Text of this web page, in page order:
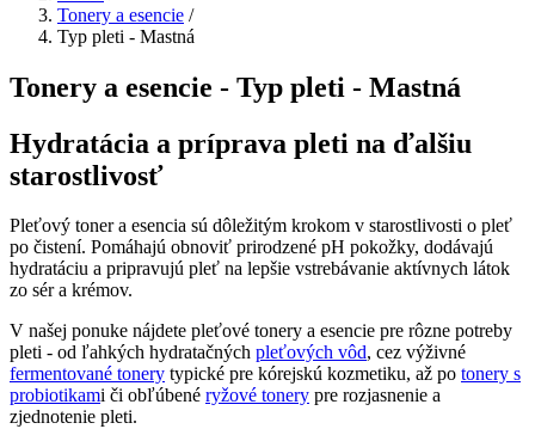
Tonery a esencie /
Typ pleti - Mastná
Tonery a esencie - Typ pleti - Mastná
Hydratácia a príprava pleti na ďalšiu
starostlivosť
Pleťový toner a esencia sú dôležitým krokom v starostlivosti o pleť
po čistení. Pomáhajú obnoviť prirodzené pH pokožky, dodávajú
hydratáciu a pripravujú pleť na lepšie vstrebávanie aktívnych látok
zo sér a krémov.
V našej ponuke nájdete pleťové tonery a esencie pre rôzne potreby
pleti - od ľahkých hydratačných pleťových vôd, cez výživné
fermentované tonery typické pre kórejskú kozmetiku, až po tonery s
probiotikami či obľúbené ryžové tonery pre rozjasnenie a
zjednotenie pleti.